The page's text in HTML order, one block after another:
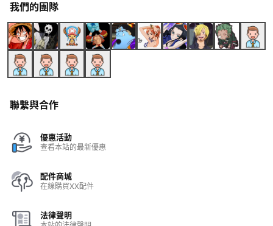
我們的團隊
聯繫與合作
優惠活動
查看本站的最新優惠
配件商城
在線購買XX配件
法律聲明